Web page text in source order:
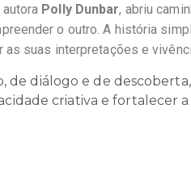
autora Polly Dunbar, abriu
o outro. A história
as suas interpretações e
diálogo e de
criativa e fortalecer